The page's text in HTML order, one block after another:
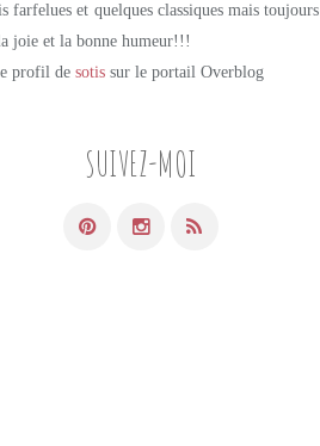
SUIVEZ-MOI
farfelues et quelques classiques mais toujours
joie et la bonne humeur!!!
profil de sotis sur le portail Overblog